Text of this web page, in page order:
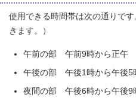
使用できる時間帯は次の通りで
きます。）
午前の部 午前9時から正午
午後の部 午後1時から午後5
夜間の部 午後6時から午後9